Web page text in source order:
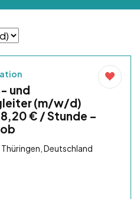
und
(m/w/d)
€ / Stunde –
Deutschland